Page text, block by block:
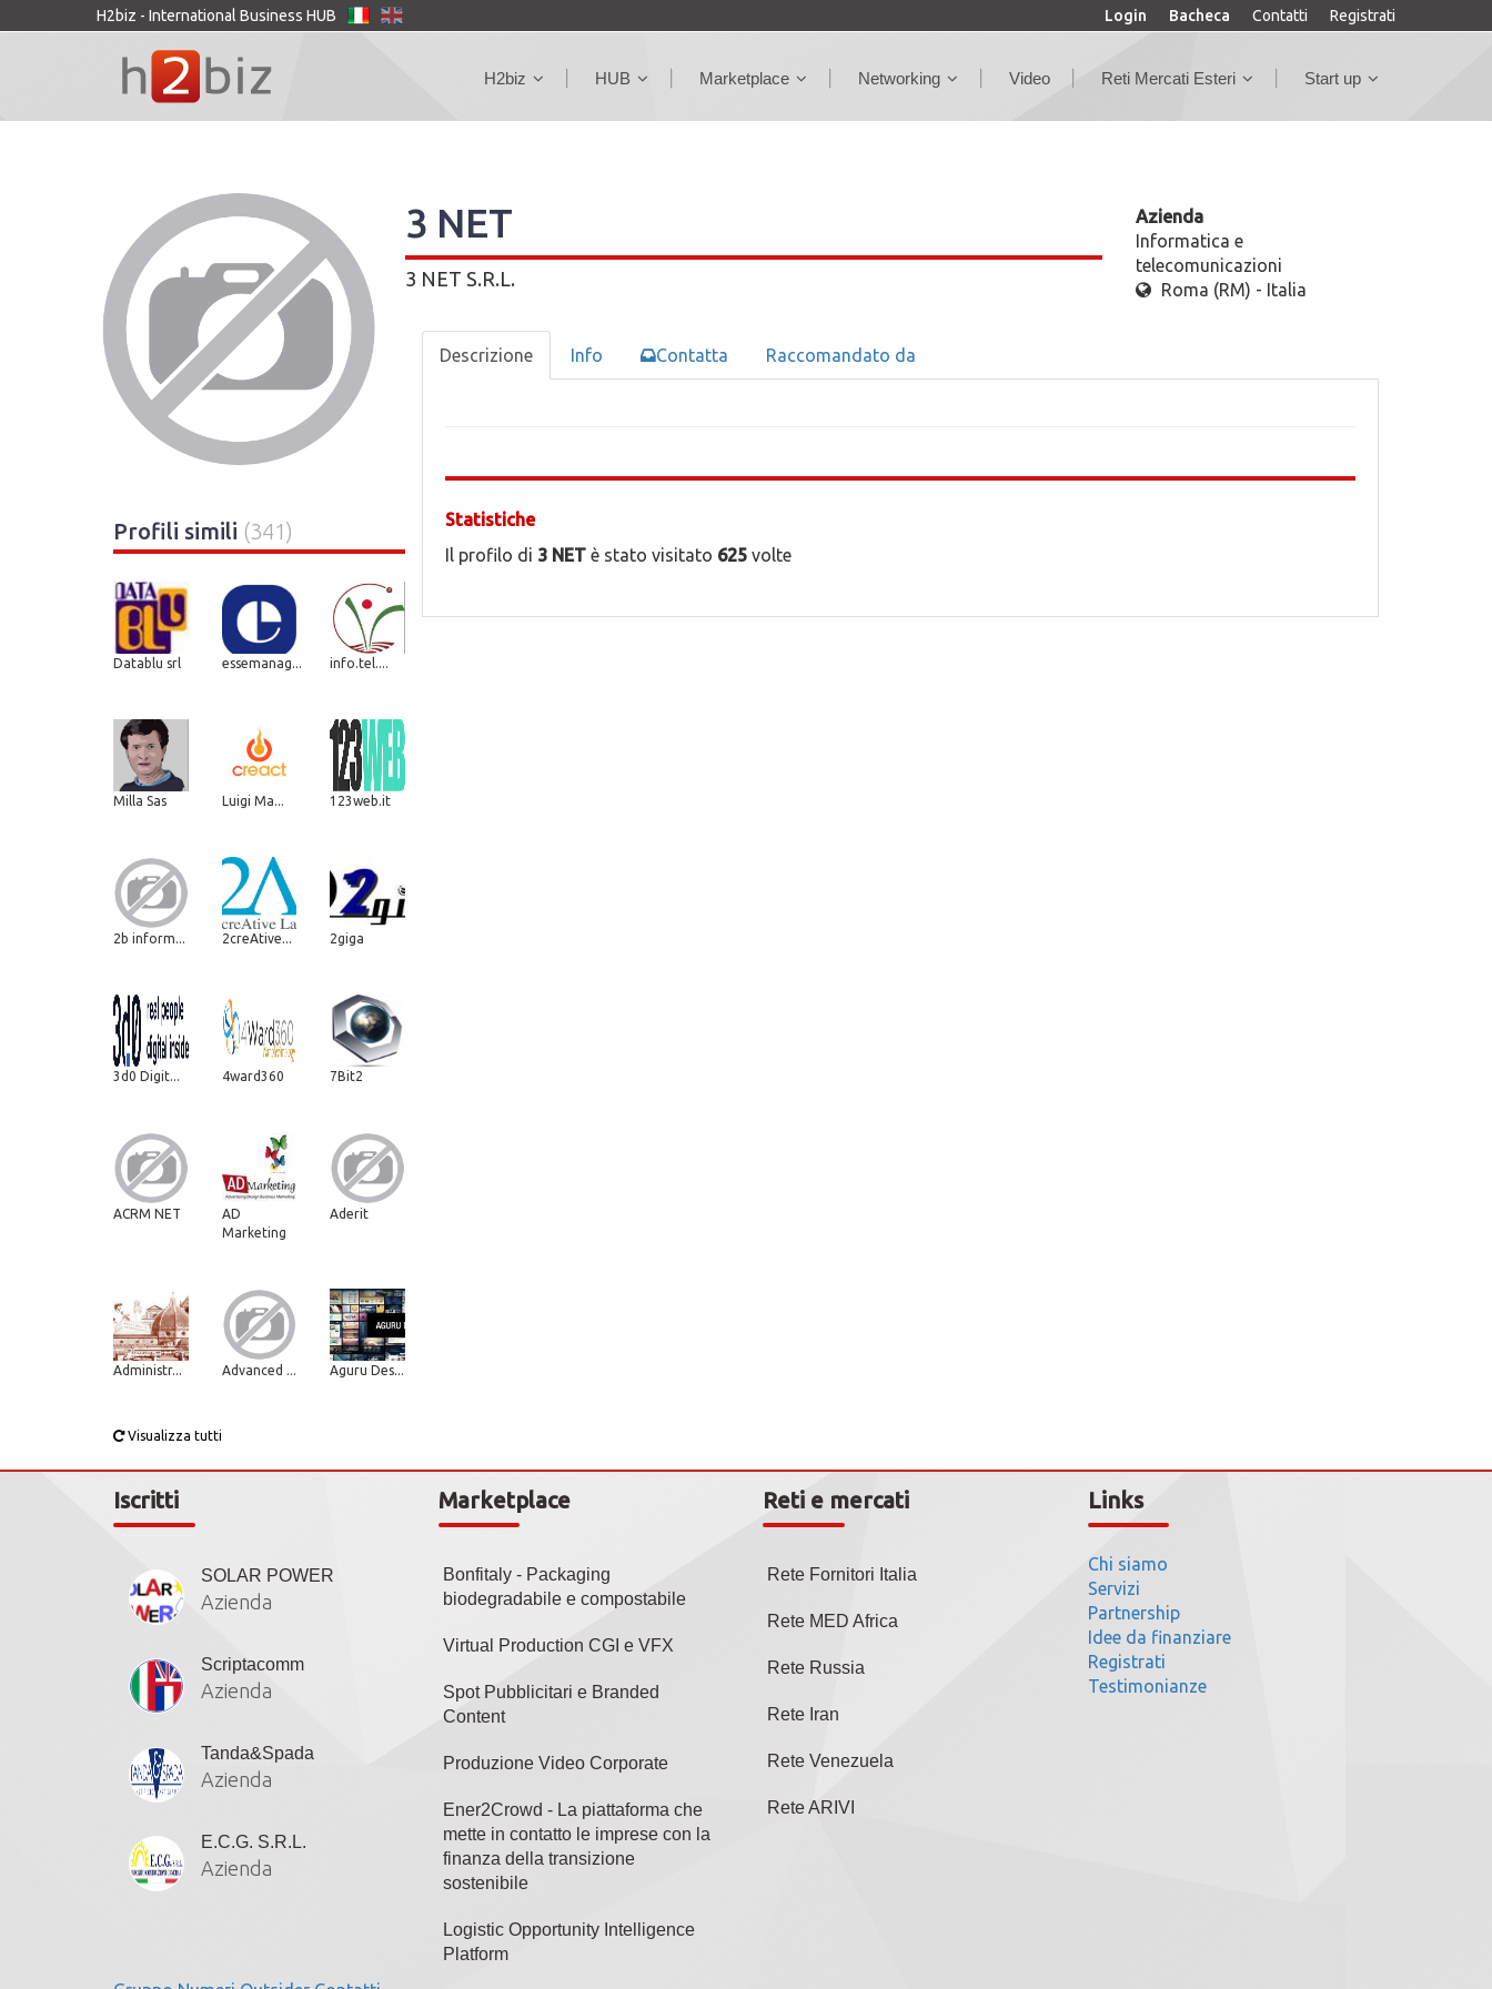
H2biz - International Business HUB Login Bacheca Contatti Registrati
H2biz HUB Marketplace Networking Video Reti Mercati Esteri Start up
3 NET
3 NET S.R.L.
Azienda
Informatica e
telecomunicazioni
Roma (RM) - Italia
Profili simili (341)
Datablu srl essemanag... info.tel....
Milla Sas Luigi Ma... 123web.it
2b inform... 2creAtive... 2giga
3d0 Digit... 4ward360 7Bit2
ACRM NET
AD
Marketing
Aderit
Administr... Advanced ... Aguru Des...
Visualizza tutti
Descrizione Info Contatta Raccomandato da
Statistiche
Il profilo di 3 NETè stato visitato 625volte
Iscritti
SOLAR POWER
Azienda
Scriptacomm
Azienda
Tanda&Spada
Azienda
E.C.G. S.R.L.
Azienda
Marketplace
Bonfitaly - Packaging
biodegradabile e compostabile
Virtual Production CGI e VFX
Spot Pubblicitari e Branded
Content
Produzione Video Corporate
Ener2Crowd - La piattaforma che
mette in contatto le imprese con la
finanza della transizione
sostenibile
Logistic Opportunity Intelligence
Platform
Reti e mercati
Rete Fornitori Italia
Rete MED Africa
Rete Russia
Rete Iran
Rete Venezuela
Rete ARIVI
Links
Chi siamo
Servizi
Partnership
Idee da finanziare
Registrati
Testimonianze